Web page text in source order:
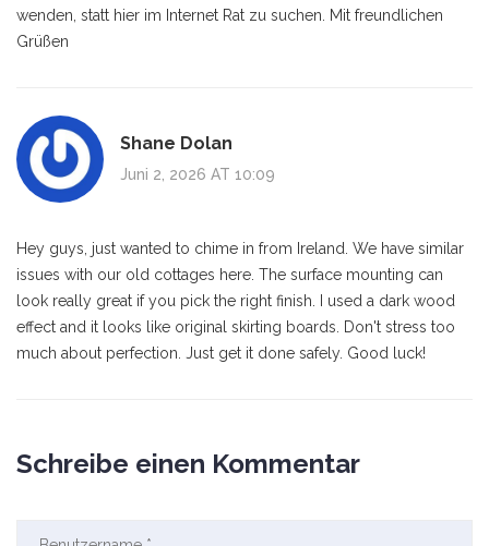
wenden, statt hier im Internet Rat zu suchen. Mit freundlichen
Grüßen
Shane Dolan
Juni 2, 2026 AT 10:09
Hey guys, just wanted to chime in from Ireland. We have similar
issues with our old cottages here. The surface mounting can
look really great if you pick the right finish. I used a dark wood
effect and it looks like original skirting boards. Don't stress too
much about perfection. Just get it done safely. Good luck!
Schreibe einen Kommentar